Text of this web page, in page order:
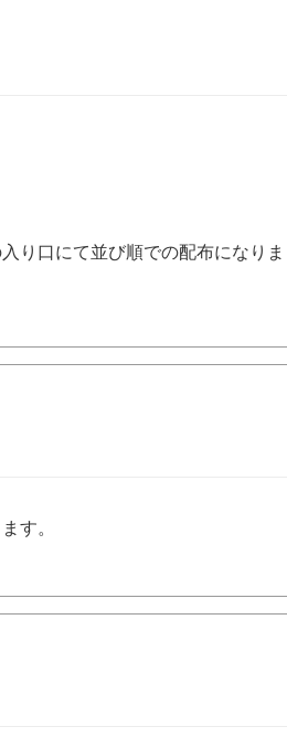
り口にて並び順での配布になりま
す。